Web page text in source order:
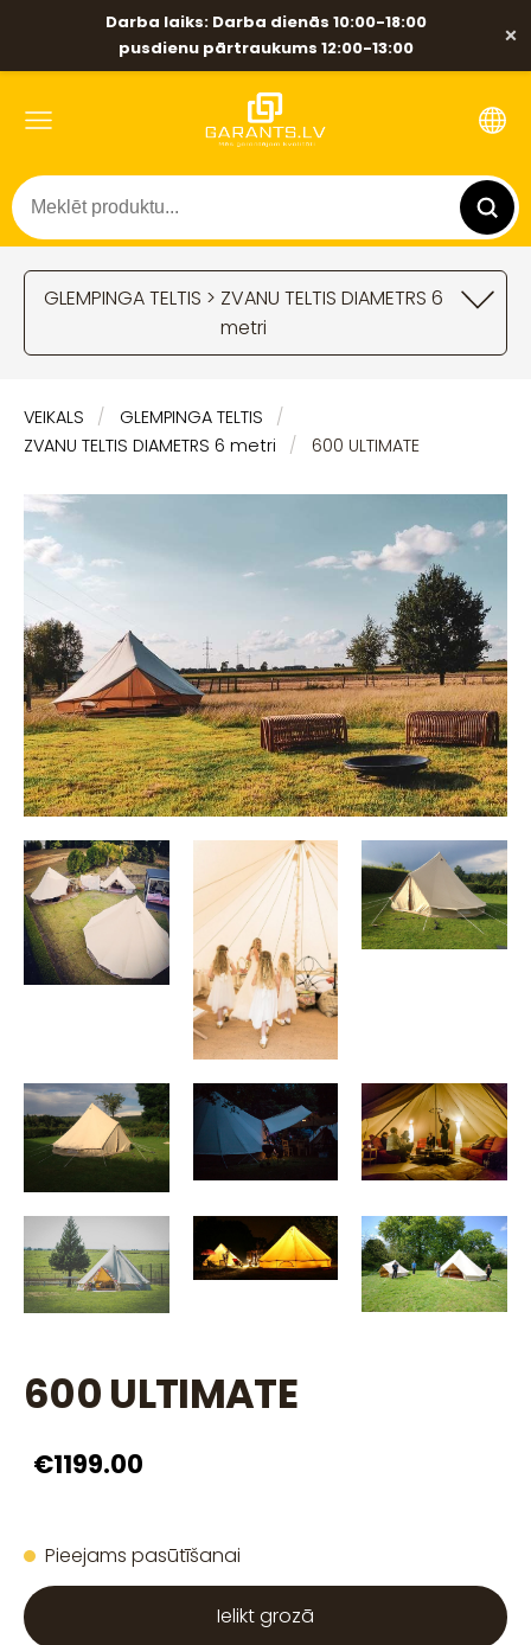
Darba laiks: Darba dienās 10:00-18:00
pusdienu pārtraukums 12:00-13:00
×
GLEMPINGA TELTIS > ZVANU TELTIS DIAMETRS 6
metri
VEIKALS
GLEMPINGA TELTIS
ZVANU TELTIS DIAMETRS 6 metri
600 ULTIMATE
600 ULTIMATE
€1199.00
Pieejams pasūtīšanai
Ielikt grozā